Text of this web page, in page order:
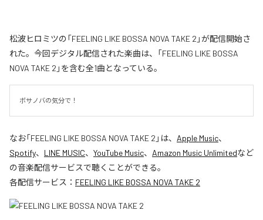
松波ヒロミツの「FEELING LIKE BOSSA NOVA TAKE 2」が配信開始さ
れた。今回デジタル配信された楽曲は、「FEELING LIKE BOSSA
NOVA TAKE 2」を含む全1曲となっている。
ボサノバの気分で！
なお「FEELING LIKE BOSSA NOVA TAKE 2 」は、 Apple Music、
Spotify、 LINE MUSIC、 YouTube Music、 Amazon Music Unlimitedなど
の音楽配信サービスで聴くことができる。
各配信サービス： FEELING LIKE BOSSA NOVA TAKE 2